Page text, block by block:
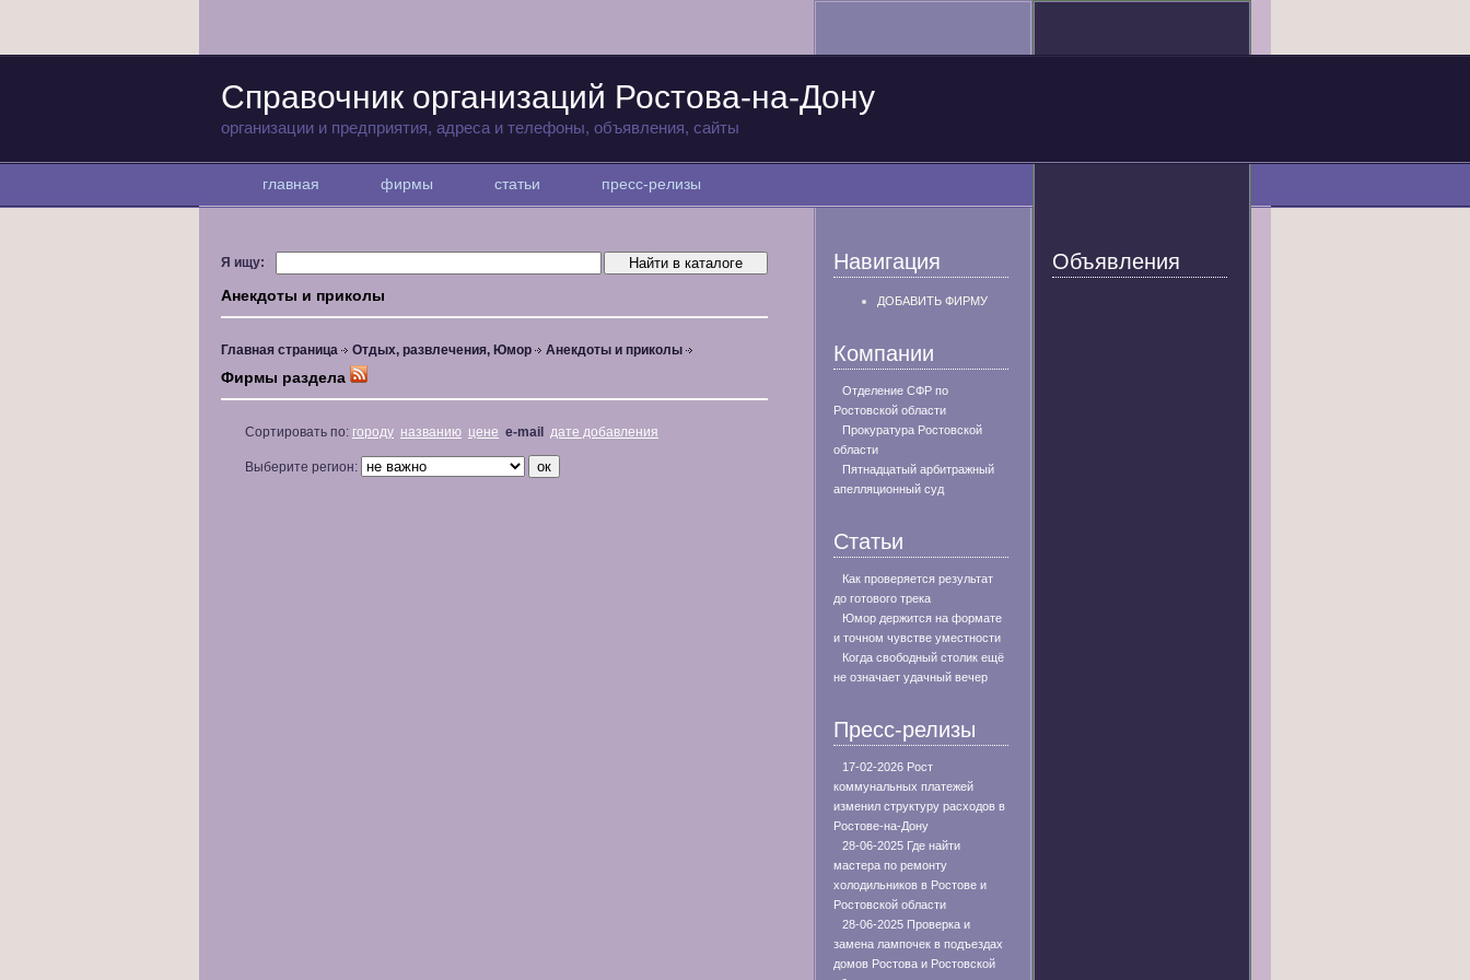
Справочник организаций Ростова-на-Дону
организации и предприятия, адреса и телефоны, объявления, сайты
главная фирмы статьи пресс-релизы
Я ищу:
Анекдоты и приколы
Главная страница Отдых, развлечения, Юмор Анекдоты и приколы
Фирмы раздела
Сортировать по: городу названию цене e-mail дате добавления
Выберите регион:
Навигация
ДОБАВИТЬ ФИРМУ
Компании
Отделение СФР по
Ростовской области
Прокуратура Ростовской
области
Пятнадцатый арбитражный
апелляционный суд
Статьи
Как проверяется результат
до готового трека
Юмор держится на формате
и точном чувстве уместности
Когда свободный столик ещё
не означает удачный вечер
Пресс-релизы
17-02-2026 Рост
коммунальных платежей
изменил структуру расходов в
Ростове-на-Дону
28-06-2025 Где найти
мастера по ремонту
холодильников в Ростове и
Ростовской области
28-06-2025 Проверка и
замена лампочек в подъездах
домов Ростова и Ростовской
Объявления